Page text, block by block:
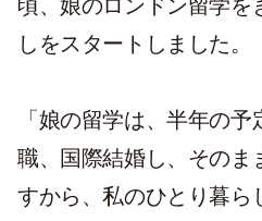
頃、娘のロンドン留学を
しをスタートしました。
「娘の留学は、半年の
職、国際結婚し、そのま
すから、私のひとり暮ら